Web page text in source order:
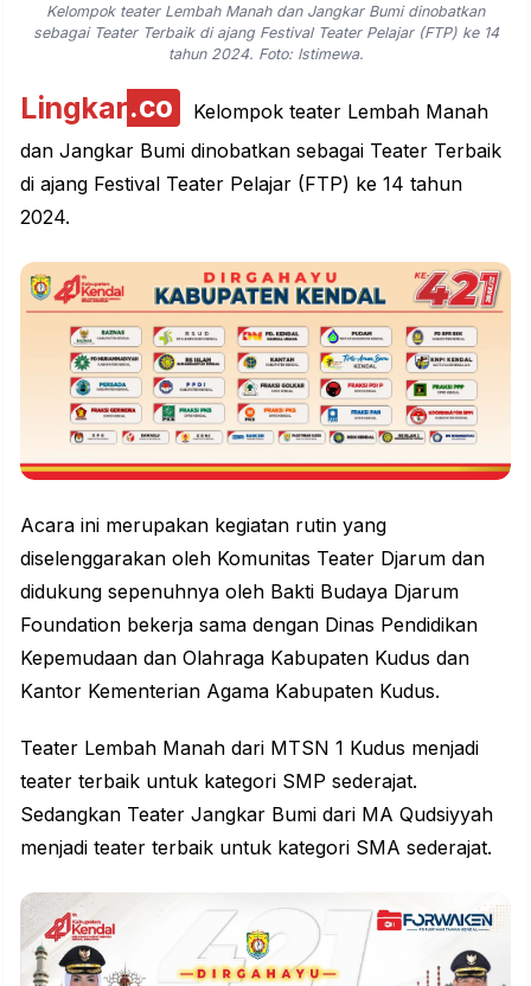
Kelompok teater Lembah Manah dan Jangkar Bumi dinobatkan
sebagai Teater Terbaik di ajang Festival Teater Pelajar (FTP) ke 14
tahun 2024. Foto: Istimewa.
Lingkar.co
Kelompok teater Lembah Manah
dan Jangkar Bumi dinobatkan sebagai Teater Terbaik
di ajang Festival Teater Pelajar (FTP) ke 14 tahun
2024.
Acara ini merupakan kegiatan rutin yang
diselenggarakan oleh Komunitas Teater Djarum dan
didukung sepenuhnya oleh Bakti Budaya Djarum
Foundation bekerja sama dengan Dinas Pendidikan
Kepemudaan dan Olahraga Kabupaten Kudus dan
Kantor Kementerian Agama Kabupaten Kudus.
Teater Lembah Manah dari MTSN 1 Kudus menjadi
teater terbaik untuk kategori SMP sederajat.
Sedangkan Teater Jangkar Bumi dari MA Qudsiyyah
menjadi teater terbaik untuk kategori SMA sederajat.